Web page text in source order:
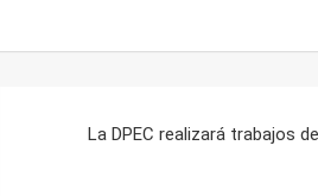
La DPEC realizará trabajos